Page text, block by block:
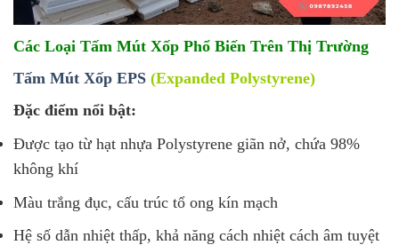
Các Loại Tấm Mút Xốp Phổ Biến Trên Thị Trường
Tấm Mút Xốp EPS (Expanded Polystyrene)
Đặc điểm nổi bật:
Được tạo từ hạt nhựa Polystyrene giãn nở, chứa 98%
không khí
Màu trắng đục, cấu trúc tổ ong kín mạch
Hệ số dẫn nhiệt thấp, khả năng cách nhiệt cách âm tuyệt